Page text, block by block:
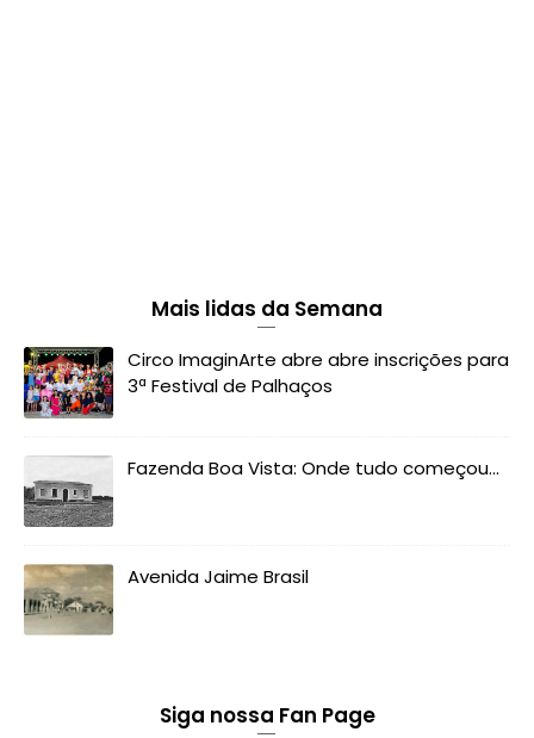
Mais lidas da Semana
Circo ImaginArte abre abre inscrições para
3ª Festival de Palhaços
Fazenda Boa Vista: Onde tudo começou...
Avenida Jaime Brasil
Siga nossa Fan Page